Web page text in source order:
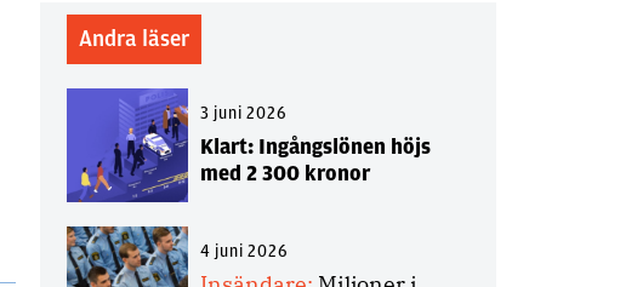
Andra läser
3 juni 2026
Klart: Ingångslönen höjs
med 2 300 kronor
4 juni 2026